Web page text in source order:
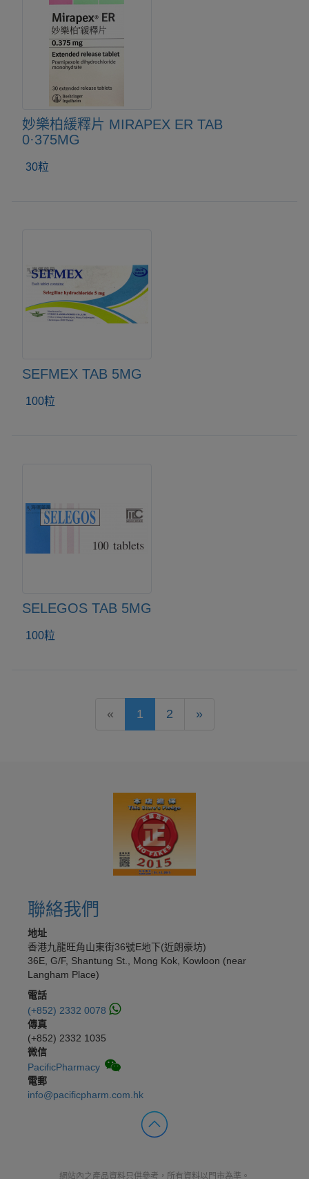
妙樂柏緩釋片 MIRAPEX ER TAB
0·375MG
30粒
SEFMEX TAB 5MG
100粒
SELEGOS TAB 5MG
100粒
« 1 2 »
聯絡我們
地址
香港九龍旺角山東街36號E地下(近朗豪坊)
36E, G/F, Shantung St., Mong Kok, Kowloon (near
Langham Place)
電話
(+852) 2332 0078
傳真
(+852) 2332 1035
微信
PacificPharmacy
電郵
info@pacificpharm.com.hk
網站內之產品資料只供參考，所有資料以門市為準。